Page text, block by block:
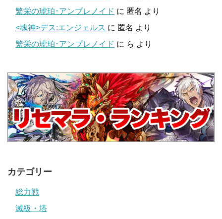
繁栄の琥珀･アンブレノイド に 匿名 より
<魂神>デス:エンジェルス に 匿名 より
繁栄の琥珀･アンブレノイド に ら より
カテゴリー
総力戦
滅級・塔